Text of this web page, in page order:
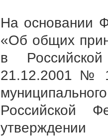
На основании
«Об общих
в
21.12.2001 №